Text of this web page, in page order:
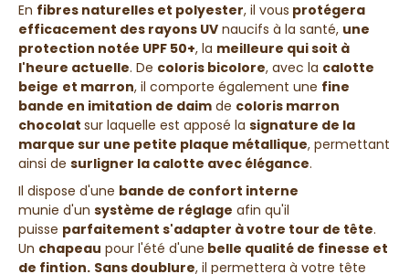
En fibres naturelles et polyester, il vous protégera
efficacement des rayons UV naucifs à la santé, une
protection notée UPF 50+, la meilleure qui soit à
l'heure actuelle. De coloris bicolore, avec la calotte
beige et marron, il comporte également une fine
bande en imitation de daim de coloris marron
chocolat sur laquelle est apposé la signature de la
marque sur une petite plaque métallique, permettant
ainsi de surligner la calotte avec élégance.
Il dispose d'une bande de confort interne
munie d'un système de réglage afin qu'il
puisse parfaitement s'adapter à votre tour de tête.
Un chapeau pour l'été d'une belle qualité de finesse et
de fintion. Sans doublure, il permettera à votre tête